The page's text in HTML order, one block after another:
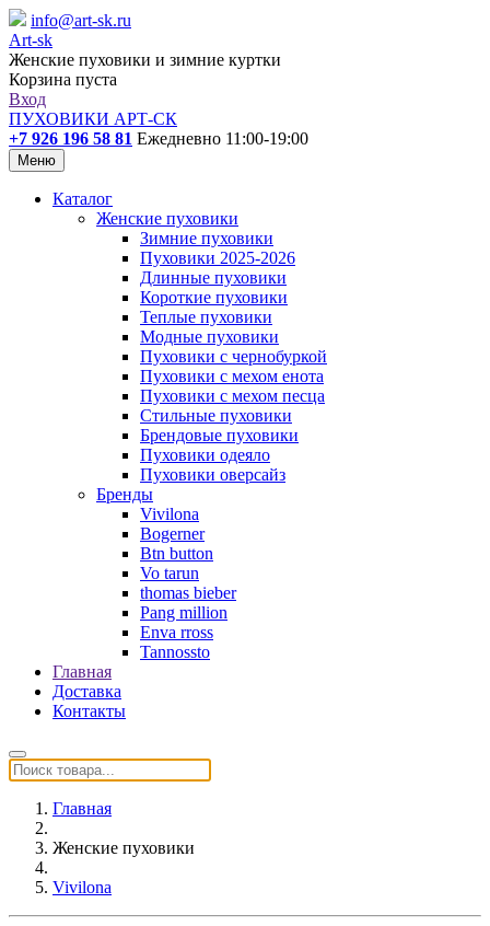
info@art-sk.ru
Art-sk
Женские пуховики и зимние куртки
Корзина пуста
Вход
ПУХОВИКИ АРТ-СК
+7 926 196 58 81 Ежедневно 11:00-19:00
Меню
Каталог
Женские пуховики
Зимние пуховики
Пуховики 2025-2026
Длинные пуховики
Короткие пуховики
Теплые пуховики
Модные пуховики
Пуховики с чернобуркой
Пуховики с мехом енота
Пуховики с мехом песца
Стильные пуховики
Брендовые пуховики
Пуховики одеяло
Пуховики оверсайз
Бренды
Vivilona
Bogerner
Btn button
Vo tarun
thomas bieber
Pang million
Enva rross
Tannossto
Главная
Доставка
Контакты
Главная
Женские пуховики
Vivilona